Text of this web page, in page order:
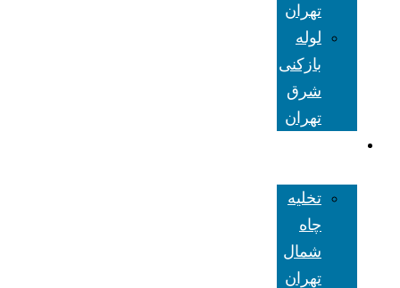
تهران
لوله
بازکنی
شرق
تهران
تخلیه
چاه
شمال
تهران